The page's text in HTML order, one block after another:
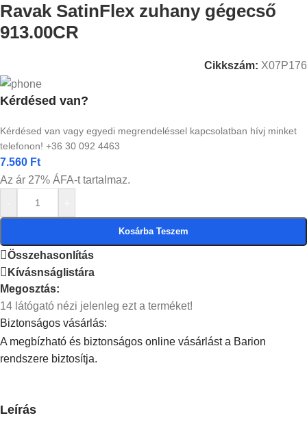
Ravak SatinFlex zuhany gégecső
913.00CR
Cikkszám: X07P176
Kérdésed van?
Kérdésed van vagy egyedi megrendeléssel kapcsolatban hívj minket
telefonon! +36 30 092 4463
7.560 Ft
Az ár 27% ÁFA-t tartalmaz.
Kosárba Teszem
Összehasonlítás
Kívásnságlistára
Megosztás:
14 látógató nézi jelenleg ezt a terméket!
Biztonságos vásárlás:
A megbízható és biztonságos online vásárlást a Barion
rendszere biztosítja.
Leírás